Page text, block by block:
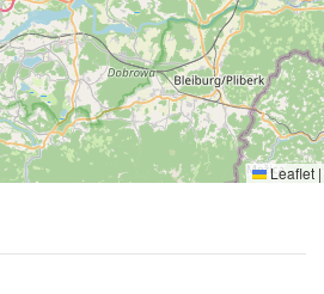
Leaflet |